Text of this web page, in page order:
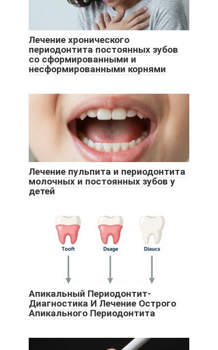
Лечение хронического
периодонтита постоянных зубов
со сформированными и
несформированными корнями
Лечение пульпита и периодонтита
молочных и постоянных зубов у
детей
Апикальный Периодонтит-
Диагностика И Лечение Острого
Апикального Периодонтита